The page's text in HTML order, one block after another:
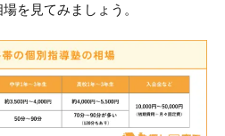
を見てみましょう。